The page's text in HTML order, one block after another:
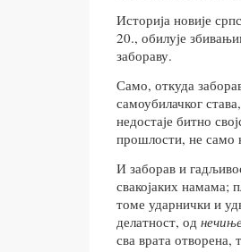
Историја новије
20., обилује
забораву.
Само, откуда
самоубилачког
недостаје битно
прошлости, не само
И заборав и
свакојаких намама;
томе ударнички и
делатност, од
сва врата